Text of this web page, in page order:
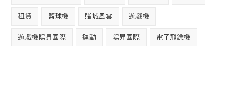
租賃 籃球機 賭城風雲 遊戲機
遊戲機陽昇國際 運動 陽昇國際 電子飛鏢機